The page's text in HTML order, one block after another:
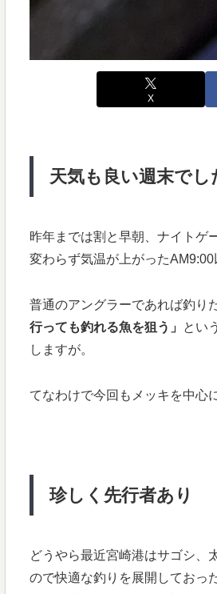
X
天気も良い週末で
昨年までは割と早朝、ナイトゲ
変わらず気温が上がった
普通のアングラーであれば釣り
行っても釣れる魚を狙う」
とい
しますが。
てなわけで今回もメッキを中心
珍しく先行者あり
どうやら最近宮崎港はサゴシ、
ので快適な釣りを展開しておっ